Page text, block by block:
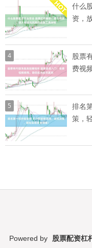
什么
资，
4
股票
费视
5
排名
策，
Powered by 股票配资杠